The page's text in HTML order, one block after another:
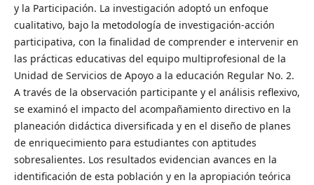
y la Participación. La investigación adoptó un enfoque
cualitativo, bajo la metodología de investigación-acción
participativa, con la finalidad de comprender e intervenir en
las prácticas educativas del equipo multiprofesional de la
Unidad de Servicios de Apoyo a la educación Regular No. 2.
A través de la observación participante y el análisis reflexivo,
se examinó el impacto del acompañamiento directivo en la
planeación didáctica diversificada y en el diseño de planes
de enriquecimiento para estudiantes con aptitudes
sobresalientes. Los resultados evidencian avances en la
identificación de esta población y en la apropiación teórica